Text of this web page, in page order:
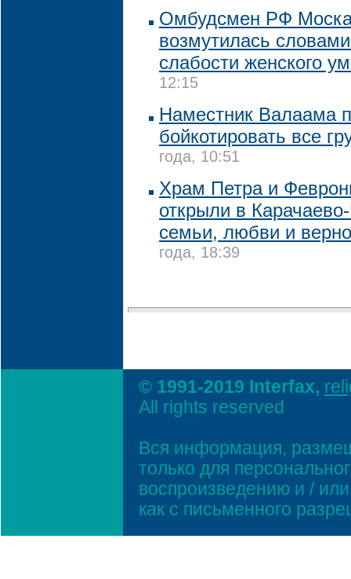
Омбудсмен РФ
возмутилась
слабости женского
12:15
Наместник Валаама
бойкотировать все
года, 10:51
Храм Петра и
открыли в
семьи, любви и
года, 18:39
© 1991-2019 Interfax,
All rights reserved
Вся информация,
только для
воспроизведению и /
как с письменного